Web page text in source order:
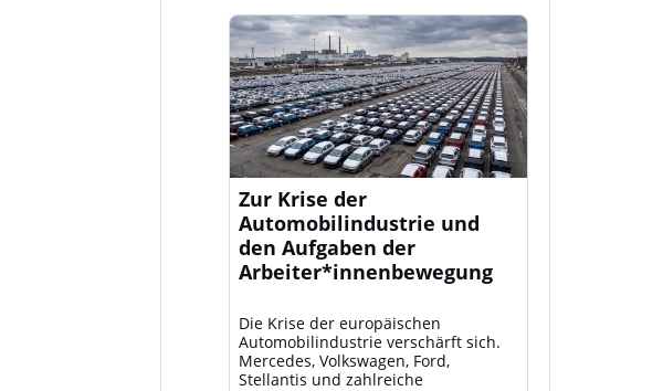
Zur Krise der
Automobilindustrie und
den Aufgaben der
Arbeiter*innenbewegung
Die Krise der europäischen
Automobilindustrie verschärft sich.
Mercedes, Volkswagen, Ford,
Stellantis und zahlreiche